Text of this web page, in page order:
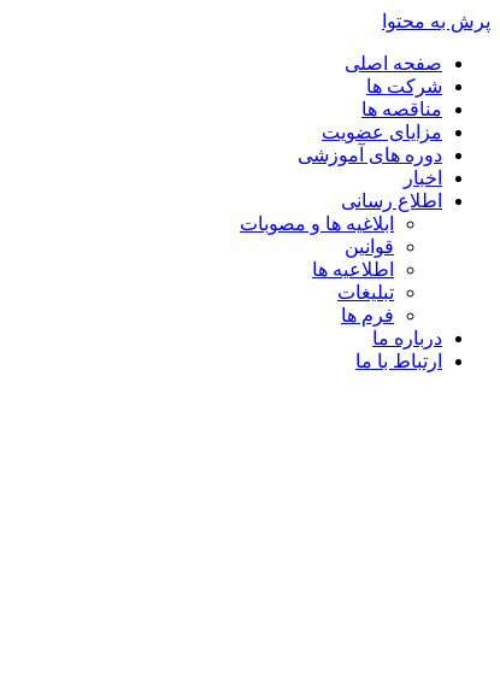
پرش به محتوا
صفحه اصلی
شرکت ها
مناقصه ها
مزایای عضویت
دوره های آموزشی
اخبار
اطلاع رسانی
ابلاغیه ها و مصوبات
قوانین
اطلاعیه ها
تبلیغات
فرم ها
درباره ما
ارتباط با ما